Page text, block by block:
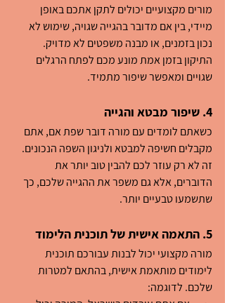
מורים מקצועיים יכולים לתקן אתכם באופן
מיידי, בין אם מדובר בהגייה שגויה, שימוש לא
נכון בזמנים, או מבנה משפטים לא מדויק.
התיקון בזמן אמת מונע מכם לפתח הרגלים
שגויים ומאפשר שיפור מתמיד.
4. שיפור מבטא והגייה
כשאתם לומדים עם מורה דובר שפת אם, אתם
מקבלים חשיפה למבטא ולניגון השפה הנכונים.
זה לא רק עוזר לכם להבין טוב יותר את
הדוברים, אלא גם משפר את ההגייה שלכם, כך
שתשמעו טבעיים יותר.
5. התאמה אישית של תוכנית הלימוד
מורה מקצועי יכול לבנות עבורכם תוכנית
לימודים מותאמת אישית, בהתאם למטרות
שלכם. לדוגמה: